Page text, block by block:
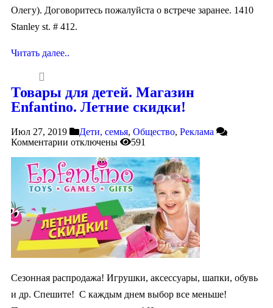
Олегу). Договоритесь пожалуйста о встрече заранее. 1410
Stanley st. # 412.
Читать далее..
Товары для детей. Магазин
Enfantino. Летние скидки!
Июл 27, 2019 Дети, семья, Общество, Реклама
Комментарии отключены 591
Сезонная распродажа! Игрушки, аксессуары, шапки, обувь
и др. Спешите! С каждым днем выбор все меньше!